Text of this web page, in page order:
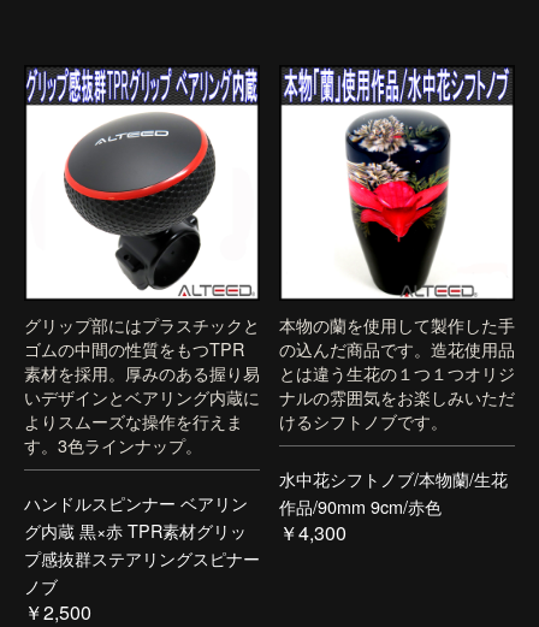
グリップ部にはプラスチックと
ゴムの中間の性質をもつTPR
素材を採用。厚みのある握り易
いデザインとベアリング内蔵に
よりスムーズな操作を行えま
す。3色ラインナップ。
ハンドルスピンナー ベアリン
グ内蔵 黒×赤 TPR素材グリッ
プ感抜群ステアリングスピナー
ノブ
￥2,500
本物の蘭を使用して製作した手
の込んだ商品です。造花使用品
とは違う生花の１つ１つオリジ
ナルの雰囲気をお楽しみいただ
けるシフトノブです。
水中花シフトノブ/本物蘭/生花
作品/90mm 9cm/赤色
￥4,300